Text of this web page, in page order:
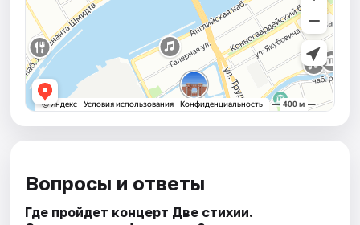
Вопросы и ответы
Где пройдет концерт Две стихии.